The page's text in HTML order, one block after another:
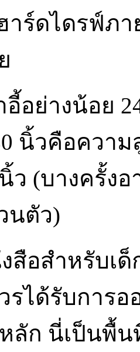
าร์ดไดรฟ์ภ
อย่างน้อย
นิ้วคือควา
ว (บางครั้ง
นตัว)
อสำหรับเ
รได้รับการ
ลัก นี่เป็นพื้